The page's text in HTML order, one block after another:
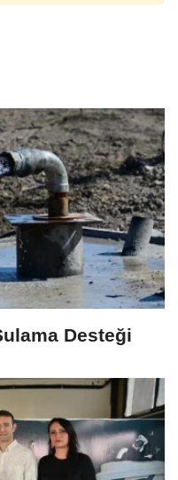
Desteği